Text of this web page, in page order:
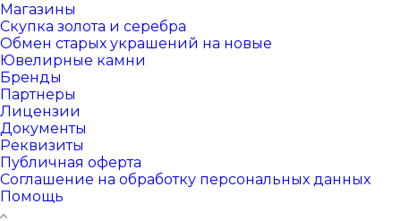
Магазины
Скупка золота и серебра
Обмен старых украшений на новые
Ювелирные камни
Бренды
Партнеры
Лицензии
Документы
Реквизиты
Публичная оферта
Соглашение на обработку персональных данных
Помощь